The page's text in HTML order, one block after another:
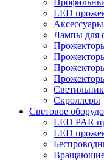
LED
Лампы для
Скроллеры
Световое
LED PAR
LED